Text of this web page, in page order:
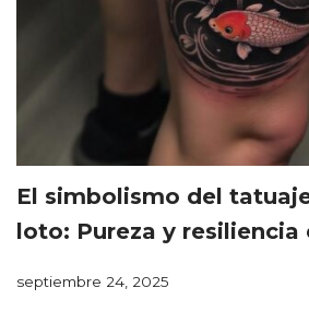
El simbolismo del
loto: Pureza y resiliencia
septiembre 24, 2025